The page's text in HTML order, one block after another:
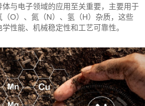
与电子领域的应用至关重要，主要用于
O）、氮（N）、氢（H）杂质，这些
性能、机械稳定性和工艺可靠性。